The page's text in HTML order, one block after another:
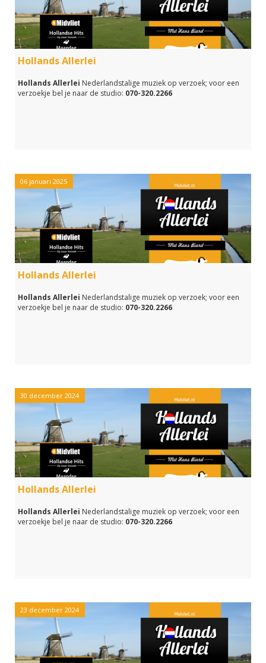
Hollands Allerlei
Hollands Allerlei Nederlandstalige muziek op verzoek; voor een
verzoekje bel je naar de studio: 070-320.2266
06 januari 2025
Hollands Allerlei
Hollands Allerlei Nederlandstalige muziek op verzoek; voor een
verzoekje bel je naar de studio: 070-320.2266
30 december 2024
Hollands Allerlei
Hollands Allerlei Nederlandstalige muziek op verzoek; voor een
verzoekje bel je naar de studio: 070-320.2266
23 december 2024